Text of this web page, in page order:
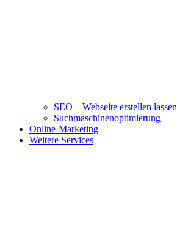
SEO – Webseite erstellen lassen
Suchmaschinenoptimierung
Online-Marketing
Weitere Services